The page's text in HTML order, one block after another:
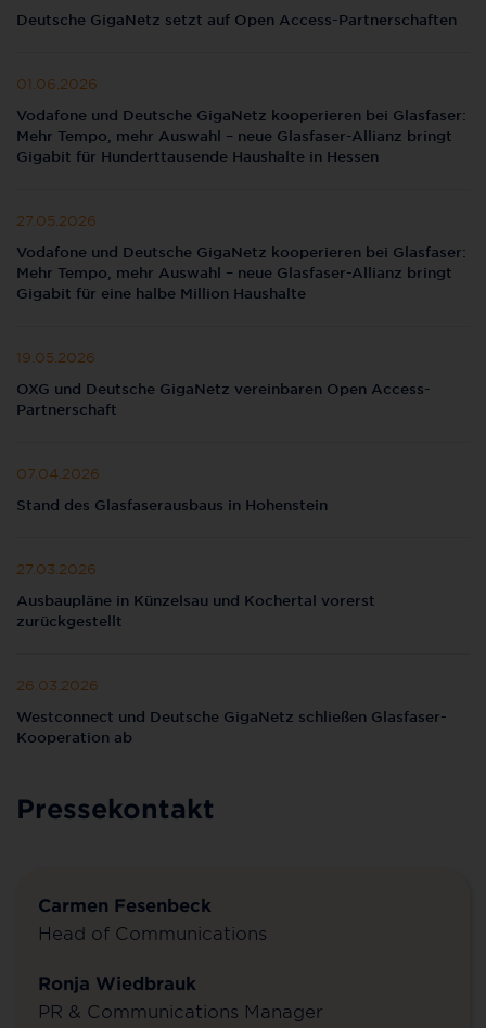
Deutsche GigaNetz setzt auf Open Access-Partnerschaften
01.06.2026
Vodafone und Deutsche GigaNetz kooperieren bei Glasfaser:
Mehr Tempo, mehr Auswahl – neue Glasfaser-Allianz bringt
Gigabit für Hunderttausende Haushalte in Hessen
27.05.2026
Vodafone und Deutsche GigaNetz kooperieren bei Glasfaser:
Mehr Tempo, mehr Auswahl – neue Glasfaser-Allianz bringt
Gigabit für eine halbe Million Haushalte
19.05.2026
OXG und Deutsche GigaNetz vereinbaren Open Access-
Partnerschaft
07.04.2026
Stand des Glasfaserausbaus in Hohenstein
27.03.2026
Ausbaupläne in Künzelsau und Kochertal vorerst
zurückgestellt
26.03.2026
Westconnect und Deutsche GigaNetz schließen Glasfaser-
Kooperation ab
Pressekontakt
Carmen Fesenbeck
Head of Communications
Ronja Wiedbrauk
PR & Communications Manager